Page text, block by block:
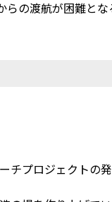
の渡航が困難と
プロジェクトの